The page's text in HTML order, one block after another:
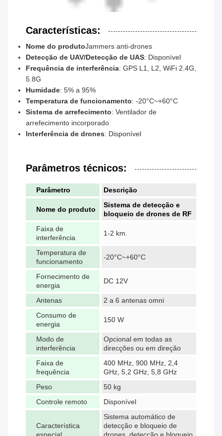
Características:
Nome do produtoJammers anti-drones
Detecção de UAV/Detecção de UAS: Disponível
Frequência de interferência: GPS L1, L2, WiFi 2.4G,
5.8G
Humidade: 5% a 95%
Temperatura de funcionamento: -20°C~+60°C
Sistema de arrefecimento: Ventilador de
arrefecimento incorporado
Interferência de drones: Disponível
Parâmetros técnicos:
Parâmetro Descrição
Nome do produto
Sistema de detecção e
bloqueio de drones de RF
Faixa de
interferência
1-2 km.
Temperatura de
funcionamento
-20°C~+60°C
Fornecimento de
energia
DC 12V
Antenas
2 a 6 antenas omni
Consumo de
energia
150 W
Modo de
interferência
Opcional em todas as
direcções ou em direção
Faixa de
frequência
400 MHz, 900 MHz, 2,4
GHz, 5,2 GHz, 5,8 GHz
Peso
50 kg
Controle remoto
Disponível
Característica
Sistema automático de
detecção e bloqueio de